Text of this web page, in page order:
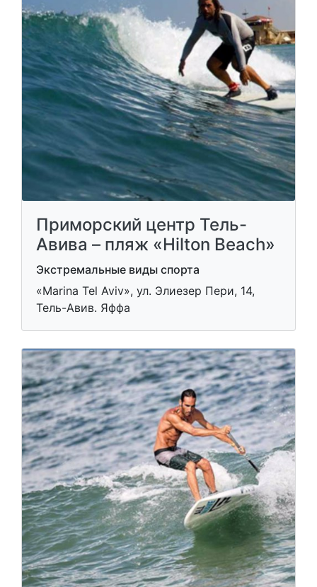
Приморский центр Тель-
Авива – пляж «Hilton Beach»
Экстремальные виды спорта
«Marina Tel Aviv», ул. Элиезер Пери, 14,
Тель-Авив. Яффа